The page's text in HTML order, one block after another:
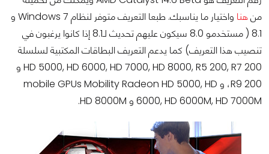
منهنا
واختيار ما يناسبك. طبعا التعريف متوفر لنظام Windows 7 و
8.1 ( مستخدمو 8.0 سيكون عليهم تحديث لـ8.1 إذا كانوا يرغبون في
تنصيب هذا التعريف) كما يدعم التعريف البطاقات المكتبية لسلسلة
HD 5000, HD 6000, HD 7000, HD 8000, R5 200, R7 200 و
R9 200، و mobile GPUs Mobility Radeon HD 5000, HD
6000, HD 6000M, HD 7000M و HD 8000M.